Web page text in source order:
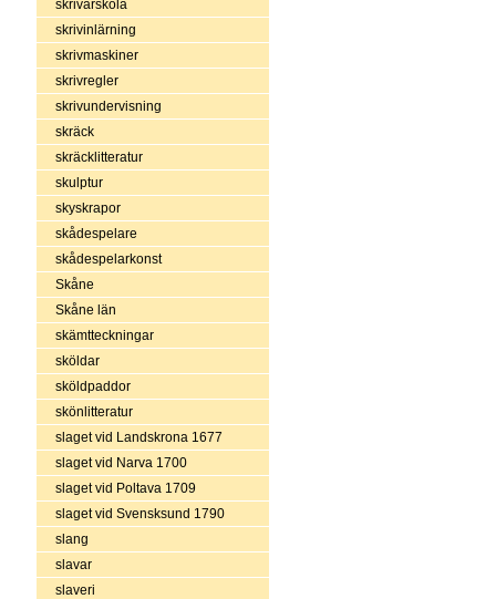
skrivarskola
skrivinlärning
skrivmaskiner
skrivregler
skrivundervisning
skräck
skräcklitteratur
skulptur
skyskrapor
skådespelare
skådespelarkonst
Skåne
Skåne län
skämtteckningar
sköldar
sköldpaddor
skönlitteratur
slaget vid Landskrona 1677
slaget vid Narva 1700
slaget vid Poltava 1709
slaget vid Svensksund 1790
slang
slavar
slaveri